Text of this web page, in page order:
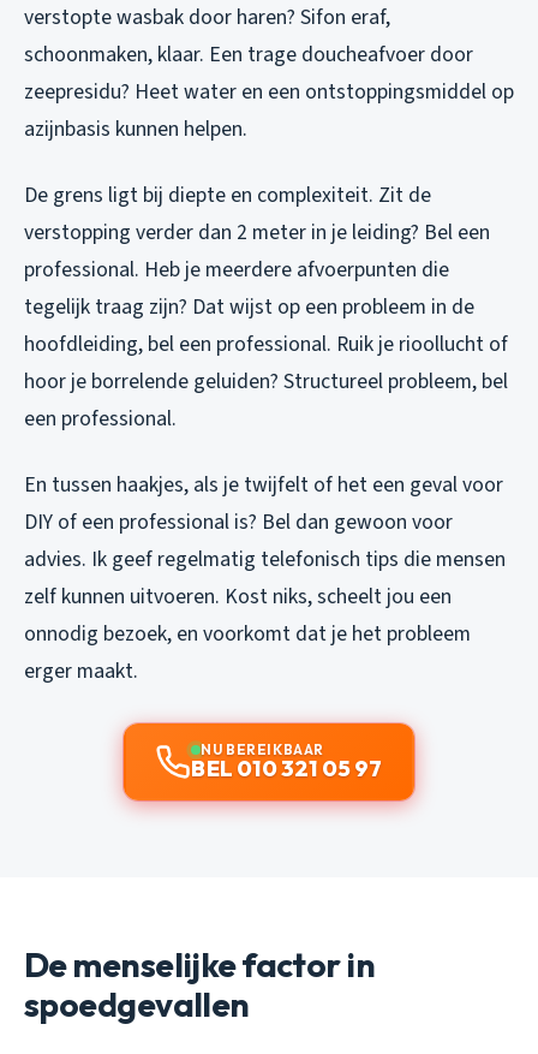
verstopte wasbak door haren? Sifon eraf,
schoonmaken, klaar. Een trage doucheafvoer door
zeepresidu? Heet water en een ontstoppingsmiddel op
azijnbasis kunnen helpen.
De grens ligt bij diepte en complexiteit. Zit de
verstopping verder dan 2 meter in je leiding? Bel een
professional. Heb je meerdere afvoerpunten die
tegelijk traag zijn? Dat wijst op een probleem in de
hoofdleiding, bel een professional. Ruik je rioollucht of
hoor je borrelende geluiden? Structureel probleem, bel
een professional.
En tussen haakjes, als je twijfelt of het een geval voor
DIY of een professional is? Bel dan gewoon voor
advies. Ik geef regelmatig telefonisch tips die mensen
zelf kunnen uitvoeren. Kost niks, scheelt jou een
onnodig bezoek, en voorkomt dat je het probleem
erger maakt.
NU BEREIKBAAR
BEL 010 321 05 97
De menselijke factor in
spoedgevallen